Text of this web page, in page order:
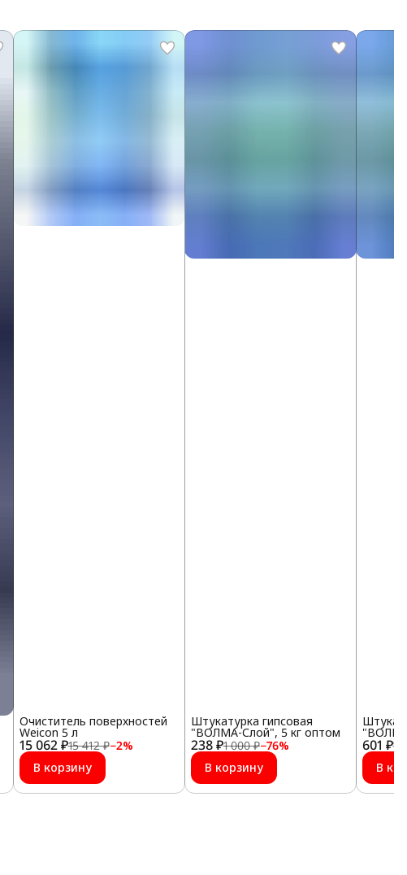
15 062 ₽15 412 ₽−2%
Очиститель поверхностей
Weicon 5 л
В корзину
238 ₽1 000 ₽−76%
Штукатурка гипсовая
"ВОЛМА-Слой", 5 кг оптом
В корзину
601 ₽1
В